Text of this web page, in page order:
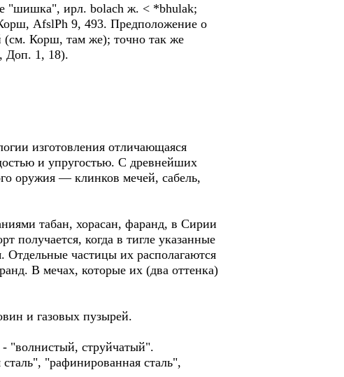
"шишка", ирл. bolach ж. < *bhulak;
AfslPh 9, 493. Предположение о
(см. Корш, там же); точно так же
Доп. 1, 18).
изготовления отличающаяся
и упругостью. С древнейших
оружия — клинков мечей, сабель,
табан, хорасан, фаранд, в Сирии
получается, когда в тигле указанные
частицы их располагаются
В мечах, которые их (два оттенка)
и газовых пузырей.
"волнистый, струйчатый".
"рафинированная сталь",